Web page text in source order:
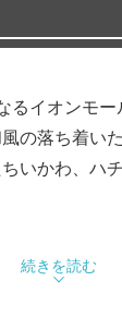
るイオンモー
の落ち着い
いかわ、ハ
ふわふわの
りはさみこ
続きを読む